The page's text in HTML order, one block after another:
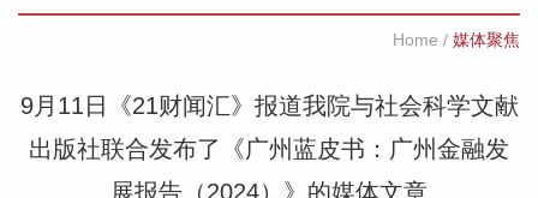
Home / 媒体聚焦
9月11日《21财闻汇》报道我院与社会科学文献
出版社联合发布了《广州蓝皮书：广州金融发
展报告（2024）》的媒体文章